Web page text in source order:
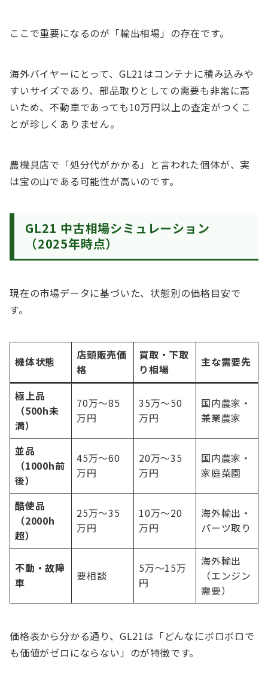
ここで重要になるのが「輸出相場」の存在です。
海外バイヤーにとって、GL21はコンテナに積み込みや
すいサイズであり、部品取りとしての需要も非常に高
いため、不動車であっても10万円以上の査定がつくこ
とが珍しくありません。
農機具店で「処分代がかかる」と言われた個体が、実
は宝の山である可能性が高いのです。
GL21 中古相場シミュレーション
（2025年時点）
現在の市場データに基づいた、状態別の価格目安で
す。
機体状態
店頭販売価
格
買取・下取
り相場
主な需要先
極上品
（500h未
満）
70万〜85
万円
35万〜50
万円
国内農家・
兼業農家
並品
（1000h前
後）
45万〜60
万円
20万〜35
万円
国内農家・
家庭菜園
酷使品
（2000h
超）
25万〜35
万円
10万〜20
万円
海外輸出・
パーツ取り
不動・故障
車
要相談
5万〜15万
円
海外輸出
（エンジン
需要）
価格表から分かる通り、GL21は「どんなにボロボロで
も価値がゼロにならない」のが特徴です。